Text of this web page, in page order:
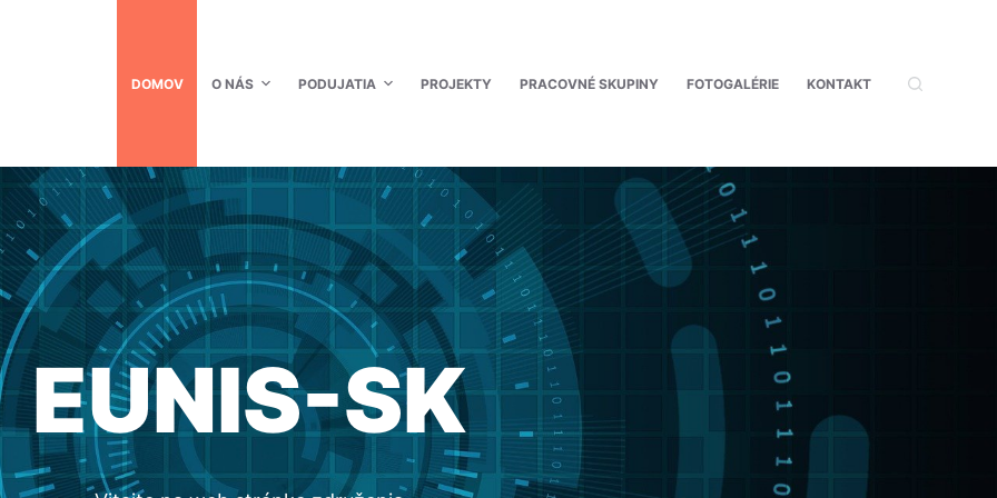
DOMOV O NÁS PODUJATIA PROJEKTY PRACOVNÉ SKUPINY FOTOGALÉRIE KONTAKT
EUNIS-SK